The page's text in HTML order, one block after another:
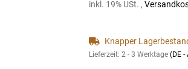
inkl. 19% USt. ,
Knapper
Lieferzeit: 2 - 3 Werktage (DE